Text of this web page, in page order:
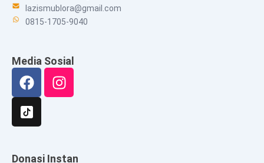
lazismublora@gmail.com
0815-1705-9040
Media Sosial
FacebookInstagram
Donasi Instan